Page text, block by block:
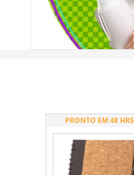
PRONTO EM 48 HRS